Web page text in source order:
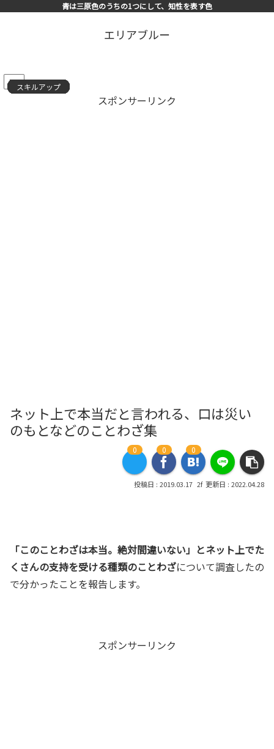
青は三原色のうちの1つにして、知性を表す色
エリアブルー
PR
スポンサーリンク
ネット上で本当だと言われる、口は災い
のもとなどのことわざ集
0 0 0
2019.03.17 2022.04.28
「このことわざは本当。絶対間違いない」とネット上でた
くさんの支持を受ける種類のことわざについて調査したの
で分かったことを報告します。
スポンサーリンク
スキルアップ
スキルアップ
スキルアップ
スキルアップ
スキルアップ
スキルアップ
スキルアップ
スキルアップ
スキルアップ
スキルアップ
スキルアップ
スキルアップ
スキルアップ
スキルアップ
スキルアップ